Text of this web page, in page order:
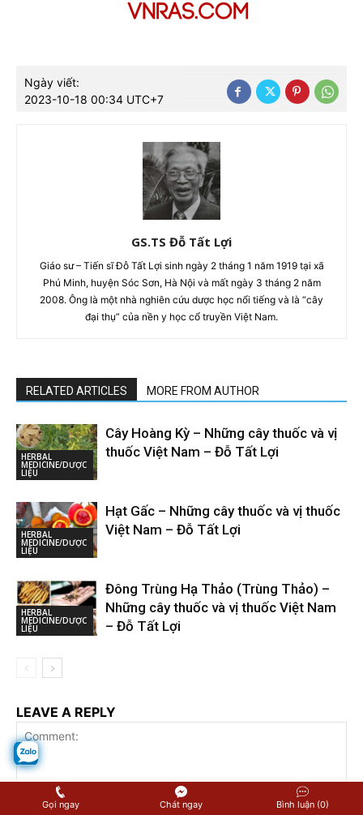
Ngày viết:
2023-10-18 00:34 UTC+7
GS.TS Đỗ Tất Lợi
Giáo sư – Tiến sĩ Đỗ Tất Lợi sinh ngày 2 tháng 1 năm 1919 tại xã
Phú Minh, huyện Sóc Sơn, Hà Nội và mất ngày 3 tháng 2 năm
2008. Ông là một nhà nghiên cứu dược học nổi tiếng và là “cây
đại thụ” của nền y học cổ truyền Việt Nam.
RELATED ARTICLES MORE FROM AUTHOR
HERBAL
MEDICINE/DƯỢC
LIỆU
Cây Hoàng Kỳ – Những cây thuốc và vị
thuốc Việt Nam – Đỗ Tất Lợi
HERBAL
MEDICINE/DƯỢC
LIỆU
Hạt Gấc – Những cây thuốc và vị thuốc
Việt Nam – Đỗ Tất Lợi
HERBAL
MEDICINE/DƯỢC
LIỆU
Đông Trùng Hạ Thảo (Trùng Thảo) –
Những cây thuốc và vị thuốc Việt Nam
– Đỗ Tất Lợi
LEAVE A REPLY
Gọi ngay Chát ngay Bình luận (0)